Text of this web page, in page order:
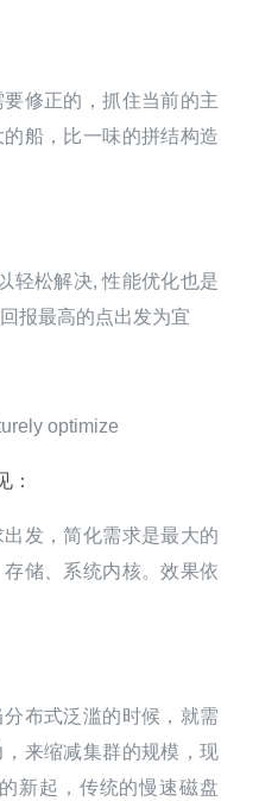
修正的，抓住当前的主
船，比一味的拼结构造
轻松解决, 性能优化也是
报最高的点出发为宜
optimize
：
发，简化需求是最大的
储、系统内核。效果依
布式泛滥的时候，就需
来缩减集群的规模，现
新起，传统的慢速磁盘